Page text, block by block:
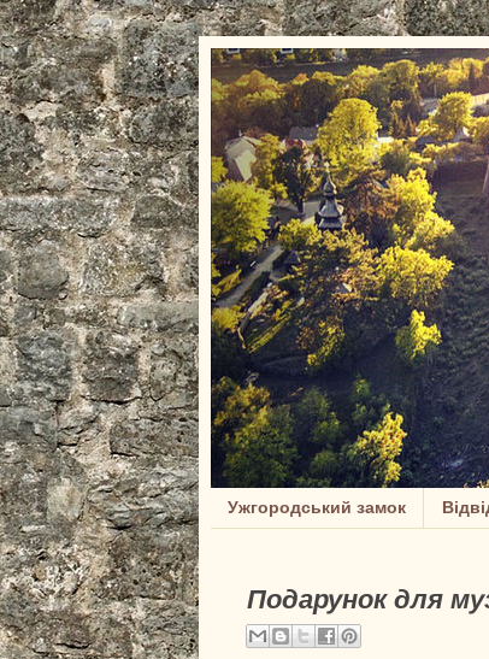
Ужгородський замок
Подарунок для